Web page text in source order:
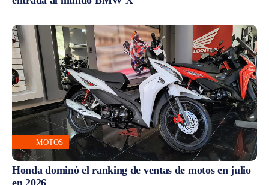
MOTOS
Honda dominó el ranking de ventas de motos en julio